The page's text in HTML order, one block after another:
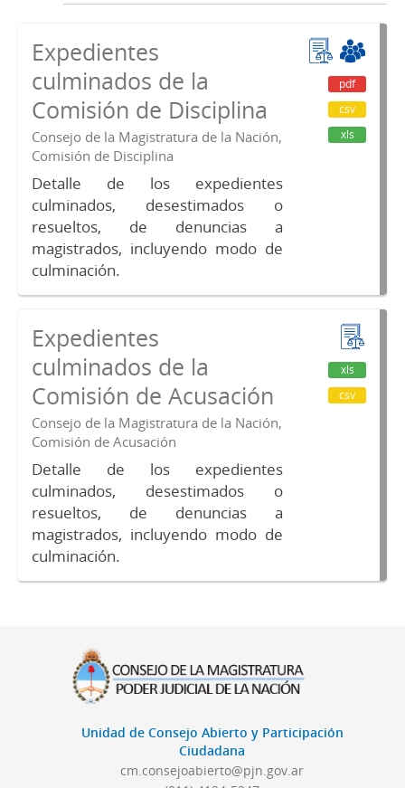
Expedientes
culminados de la
Comisión de Disciplina
Consejo de la Magistratura de la Nación,
Comisión de Disciplina
Detalle de los expedientes
culminados, desestimados o
resueltos, de denuncias a
magistrados, incluyendo modo de
culminación.
pdf
csv
xls
Expedientes
culminados de la
Comisión de Acusación
Consejo de la Magistratura de la Nación,
Comisión de Acusación
Detalle de los expedientes
culminados, desestimados o
resueltos, de denuncias a
magistrados, incluyendo modo de
culminación.
xls
csv
Unidad de Consejo Abierto y Participación
Ciudadana
cm.consejoabierto@pjn.gov.ar